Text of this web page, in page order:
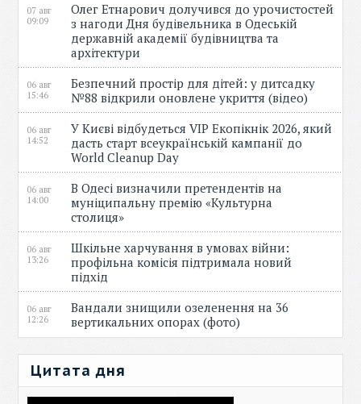
07 авг
09:09
Олег Етнарович долучився до урочистостей
з нагоди Дня будівельника в Одеській
державній академії будівництва та
архітектури
06 авг
15:46
Безпечний простір для дітей: у дитсадку
№88 відкрили оновлене укриття (відео)
06 авг
14:52
У Києві відбудеться VIP Екопікнік 2026, який
дасть старт всеукраїнській кампанії до
World Cleanup Day
06 авг
14:00
В Одесі визначили претендентів на
муніципальну премію «Культурна
столиця»
06 авг
13:26
Шкільне харчування в умовах війни:
профільна комісія підтримала новий
підхід
06 авг
12:26
Вандали знищили озеленення на 36
вертикальних опорах (фото)
Цитата дня